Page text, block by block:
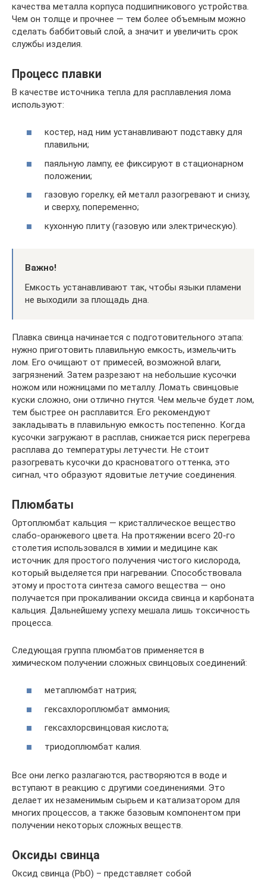
качества металла корпуса подшипникового устройства.
Чем он толще и прочнее — тем более объемным можно
сделать баббитовый слой, а значит и увеличить срок
службы изделия.
Процесс плавки
В качестве источника тепла для расплавления лома
используют:
костер, над ним устанавливают подставку для
плавильни;
паяльную лампу, ее фиксируют в стационарном
положении;
газовую горелку, ей металл разогревают и снизу,
и сверху, попеременно;
кухонную плиту (газовую или электрическую).
Важно!
Емкость устанавливают так, чтобы языки пламени
не выходили за площадь дна.
Плавка свинца начинается с подготовительного этапа:
нужно приготовить плавильную емкость, измельчить
лом. Его очищают от примесей, возможной влаги,
загрязнений. Затем разрезают на небольшие кусочки
ножом или ножницами по металлу. Ломать свинцовые
куски сложно, они отлично гнутся. Чем мельче будет лом,
тем быстрее он расплавится. Его рекомендуют
закладывать в плавильную емкость постепенно. Когда
кусочки загружают в расплав, снижается риск перегрева
расплава до температуры летучести. Не стоит
разогревать кусочки до красноватого оттенка, это
сигнал, что образуют ядовитые летучие соединения.
Плюмбаты
Ортоплюмбат кальция — кристаллическое вещество
слабо-оранжевого цвета. На протяжении всего 20-го
столетия использовался в химии и медицине как
источник для простого получения чистого кислорода,
который выделяется при нагревании. Способствовала
этому и простота синтеза самого вещества — оно
получается при прокаливании оксида свинца и карбоната
кальция. Дальнейшему успеху мешала лишь токсичность
процесса.
Следующая группа плюмбатов применяется в
химическом получении сложных свинцовых соединений:
метаплюмбат натрия;
гексахлороплюмбат аммония;
гексахлорсвинцовая кислота;
триодоплюмбат калия.
Все они легко разлагаются, растворяются в воде и
вступают в реакцию с другими соединениями. Это
делает их незаменимым сырьем и катализатором для
многих процессов, а также базовым компонентом при
получении некоторых сложных веществ.
Оксиды свинца
Оксид свинца (PbO) – представляет собой